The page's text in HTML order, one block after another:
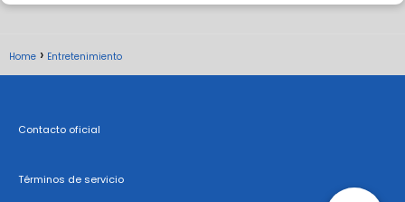
Home Entretenimiento
Contacto oficial
Términos de servicio